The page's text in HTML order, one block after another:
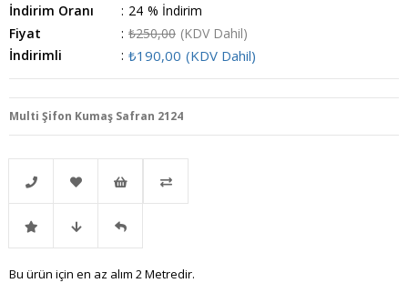
İndirim Oranı : %
24
İndirim
Fiyat
: ₺250,00 (KDV Dahil)
İndirimli
: ₺190,00 (KDV Dahil)
Multi Şifon Kumaş Safran 2124
Telefonla
Sipariş
Favorilere
Ekle
İstek
Listeme
İndirimli Fiyat Gelince
Bu ürün için en az alım 2 Metredir.